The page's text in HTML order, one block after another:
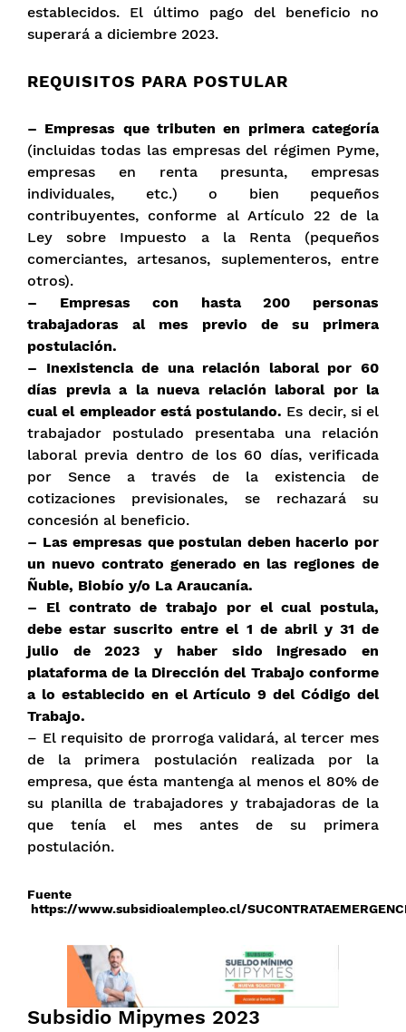
establecidos. El último pago del beneficio no
superará a diciembre 2023.
REQUISITOS PARA POSTULAR
– Empresas que tributen en primera categoría
(incluidas todas las empresas del régimen Pyme,
empresas en renta presunta, empresas
individuales, etc.) o bien pequeños
contribuyentes, conforme al Artículo 22 de la
Ley sobre Impuesto a la Renta (pequeños
comerciantes, artesanos, suplementeros, entre
otros).
– Empresas con hasta 200 personas
trabajadoras al mes previo de su primera
postulación.
– Inexistencia de una relación laboral por 60
días previa a la nueva relación laboral por la
cual el empleador está postulando. Es decir, si el
trabajador postulado presentaba una relación
laboral previa dentro de los 60 días, verificada
por Sence a través de la existencia de
cotizaciones previsionales, se rechazará su
concesión al beneficio.
– Las empresas que postulan deben hacerlo por
un nuevo contrato generado en las regiones de
Ñuble, Biobío y/o La Araucanía.
– El contrato de trabajo por el cual postula,
debe estar suscrito entre el 1 de abril y 31 de
julio de 2023 y haber sido ingresado en
plataforma de la Dirección del Trabajo conforme
a lo establecido en el Artículo 9 del Código del
Trabajo.
– El requisito de prorroga validará, al tercer mes
de la primera postulación realizada por la
empresa, que ésta mantenga al menos el 80% de
su planilla de trabajadores y trabajadoras de la
que tenía el mes antes de su primera
postulación.
Fuente
https://www.subsidioalempleo.cl/
Subsidio Mipymes 2023